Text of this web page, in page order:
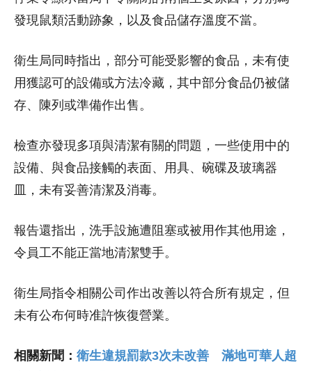
發現鼠類活動跡象，以及食品儲存溫度不當。
衛生局同時指出，部分可能受影響的食品，未有使
用獲認可的設備或方法冷藏，其中部分食品仍被儲
存、陳列或準備作出售。
檢查亦發現多項與清潔有關的問題，一些使用中的
設備、與食品接觸的表面、用具、碗碟及玻璃器
皿，未有妥善清潔及消毒。
報告還指出，洗手設施遭阻塞或被用作其他用途，
令員工不能正當地清潔雙手。
衛生局指令相關公司作出改善以符合所有規定，但
未有公布何時准許恢復營業。
相關新聞： 衛生違規罰款3次未改善 滿地可華人超